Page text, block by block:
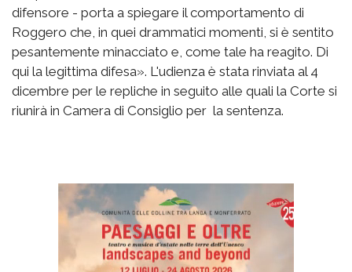
difensore - porta a spiegare il comportamento di
Roggero che, in quei drammatici momenti, si è sentito
pesantemente minacciato e, come tale ha reagito. Di
qui la legittima difesa». L'udienza è stata rinviata al 4
dicembre per le repliche in seguito alle quali la Corte si
riunirà in Camera di Consiglio per la sentenza.